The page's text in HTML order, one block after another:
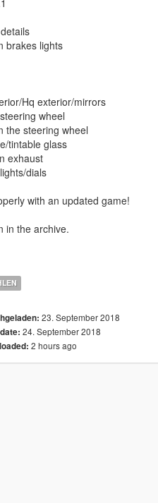
brakes lights
Hq exterior/mirrors
wheel
the steering wheel
tintable glass
exhaust
dials
with an updated game!
in the archive.
23. September 2018
24. September 2018
2 hours ago